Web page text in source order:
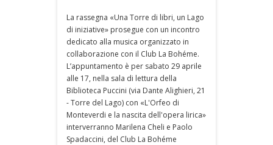
La rassegna «Una Torre di libri, un Lago
di iniziative» prosegue con un incontro
dedicato alla musica organizzato in
collaborazione con il Club La Bohéme.
L’appuntamento è per sabato 29 aprile
alle 17, nella sala di lettura della
Biblioteca Puccini (via Dante Alighieri, 21
- Torre del Lago) con «L'Orfeo di
Monteverdi e la nascita dell'opera lirica»
interverranno Marilena Cheli e Paolo
Spadaccini, del Club La Bohéme